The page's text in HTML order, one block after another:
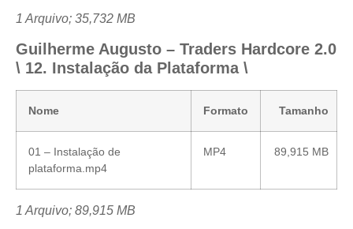
1 Arquivo; 35,732 MB
Guilherme Augusto – Traders Hardcore 2.0
\ 12. Instalação da Plataforma \
Nome Formato Tamanho
01 – Instalação de
plataforma.mp4
MP4 89,915 MB
1 Arquivo; 89,915 MB